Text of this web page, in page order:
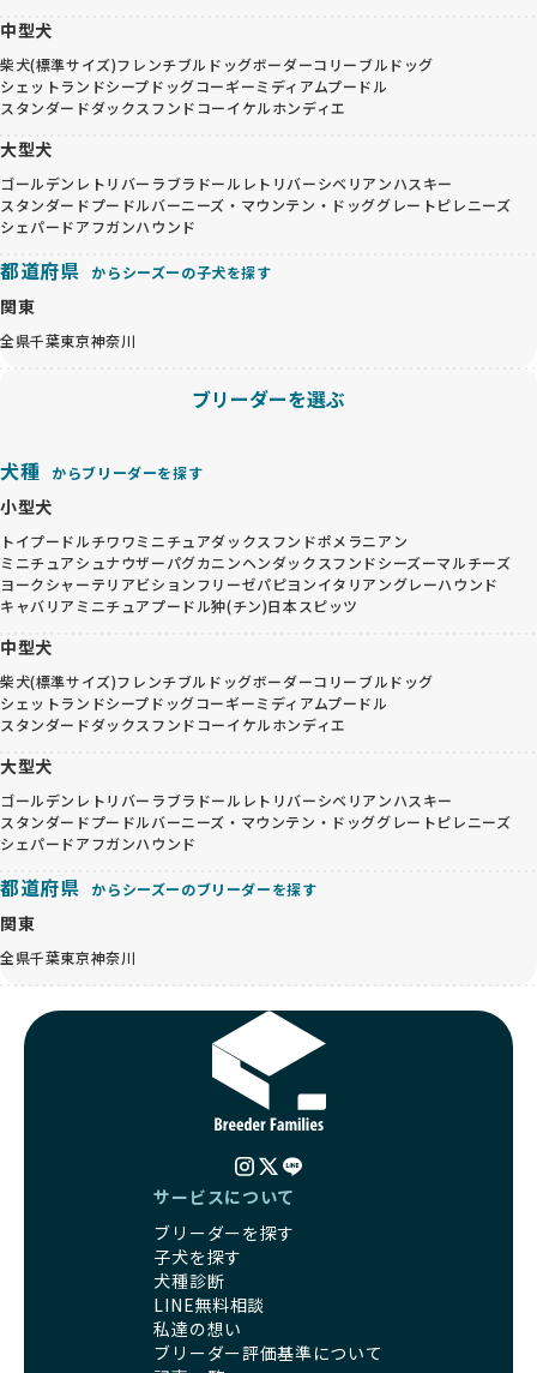
中型犬
柴犬(標準サイズ)フレンチブルドッグボーダーコリーブルドッグ
シェットランドシープドッグコーギーミディアムプードル
スタンダードダックスフンドコーイケルホンディエ
大型犬
ゴールデンレトリバー ラブラドールレトリバーシベリアンハスキー
スタンダードプードルバーニーズ・マウンテン・ドッググレートピレニーズ
シェパードアフガンハウンド
都道府県 からシーズーの子犬を探す
関東
全県千葉東京神奈川
ブリーダーを選ぶ
犬種 からブリーダーを探す
小型犬
トイプードルチワワミニチュアダックスフンドポメラニアン
ミニチュアシュナウザーパグカニンヘンダックスフンドシーズーマルチーズ
ヨークシャーテリアビションフリーゼパピヨンイタリアングレーハウンド
キャバリア ミニチュアプードル狆(チン)日本スピッツ
中型犬
柴犬(標準サイズ)フレンチブルドッグボーダーコリーブルドッグ
シェットランドシープドッグコーギーミディアムプードル
スタンダードダックスフンドコーイケルホンディエ
大型犬
ゴールデンレトリバー ラブラドールレトリバーシベリアンハスキー
スタンダードプードルバーニーズ・マウンテン・ドッググレートピレニーズ
シェパードアフガンハウンド
都道府県 からシーズーのブリーダーを探す
関東
全県千葉東京神奈川
サービスについて
ブリーダーを探す
子犬を探す
犬種診断
LINE無料相談
私達の想い
ブリーダー評価基準について